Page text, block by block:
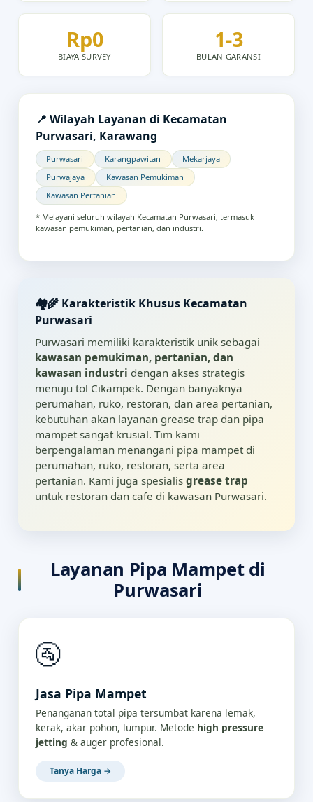
Rp0
BIAYA SURVEY
1-3
BULAN GARANSI
📍 Wilayah Layanan di Kecamatan
Purwasari, Karawang
Purwasari Karangpawitan
Mekarjaya
Purwajaya
Kawasan Pemukiman
Kawasan Pertanian
* Melayani seluruh wilayah Kecamatan Purwasari, termasuk
kawasan pemukiman, pertanian, dan industri.
🏘️🌾 Karakteristik Khusus Kecamatan
Purwasari
Purwasari memiliki karakteristik unik sebagai
kawasan pemukiman, pertanian, dan
kawasan industri dengan akses strategis
menuju tol Cikampek. Dengan banyaknya
perumahan, ruko, restoran, dan area pertanian,
kebutuhan akan layanan grease trap dan pipa
mampet sangat krusial. Tim kami
berpengalaman menangani pipa mampet di
perumahan, ruko, restoran, serta area
pertanian. Kami juga spesialis grease trap
untuk restoran dan cafe di kawasan Purwasari.
Layanan Pipa Mampet di
Purwasari
🚰
Jasa Pipa Mampet
Penanganan total pipa tersumbat karena lemak,
kerak, akar pohon, lumpur. Metode high pressure
jetting & auger profesional.
Tanya Harga →